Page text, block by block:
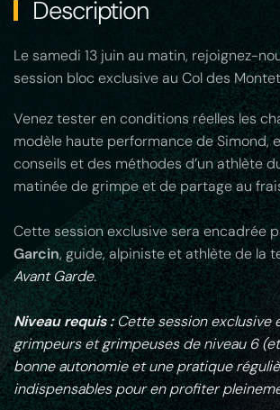
Description
Le samedi 13 juin au matin, rejoignez-
session bloc exclusive au Col des
Venez tester en conditions réelles les
modèle haute performance de Simond,
conseils et des méthodes d’un athlète
matinée de grimpe et de partage au
Cette session exclusive sera encadrée
Garcin, guide, alpiniste et athlète de la
Avant Garde.
Niveau requis :Cette session exclusive
grimpeurs et grimpeuses de niveau 6
bonne autonomie et une pratique
indispensables pour en profiter